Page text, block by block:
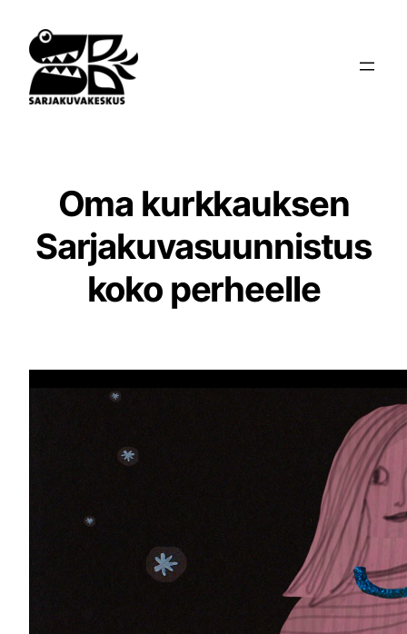
sisältöön
Oma kurkkauksen
Sarjakuvasuunnistus
koko perheelle